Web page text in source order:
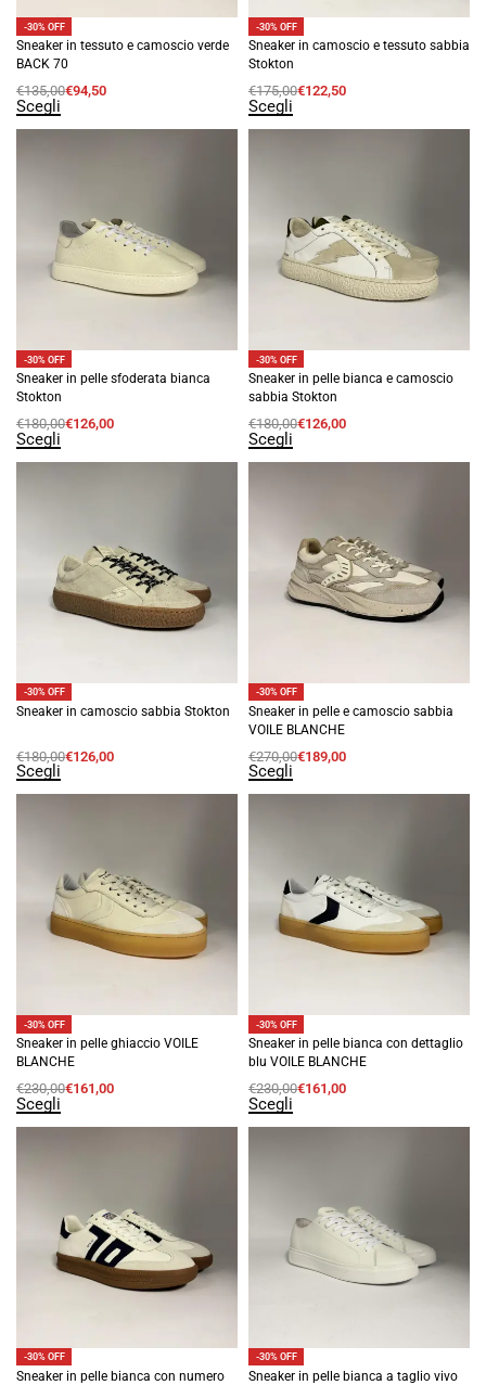
-30% OFF
Sneaker in tessuto e camoscio verde
BACK 70
€135,00€94,50
Scegli
-30% OFF
Sneaker in camoscio e tessuto sabbia
Stokton
€175,00€122,50
Scegli
-30% OFF
Sneaker in pelle sfoderata bianca
Stokton
€180,00€126,00
Scegli
-30% OFF
Sneaker in pelle bianca e camoscio
sabbia Stokton
€180,00€126,00
Scegli
-30% OFF
Sneaker in camoscio sabbia Stokton
€180,00€126,00
Scegli
-30% OFF
Sneaker in pelle e camoscio sabbia
VOILE BLANCHE
€270,00€189,00
Scegli
-30% OFF
Sneaker in pelle ghiaccio VOILE
BLANCHE
€230,00€161,00
Scegli
-30% OFF
Sneaker in pelle bianca con dettaglio
blu VOILE BLANCHE
€230,00€161,00
Scegli
-30% OFF
Sneaker in pelle bianca con numero
-30% OFF
Sneaker in pelle bianca a taglio vivo